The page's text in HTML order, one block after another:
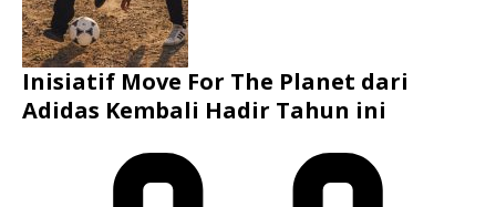
Inisiatif Move For The Planet dari
Adidas Kembali Hadir Tahun ini